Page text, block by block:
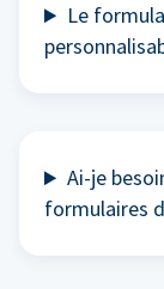
Le
Ai-je
formulaires